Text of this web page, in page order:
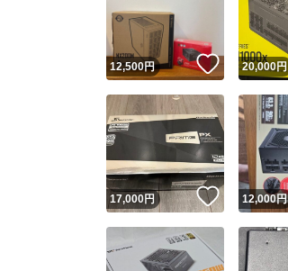
12,500円 いいね！
20,000円
17,000円 いいね！
12,000円